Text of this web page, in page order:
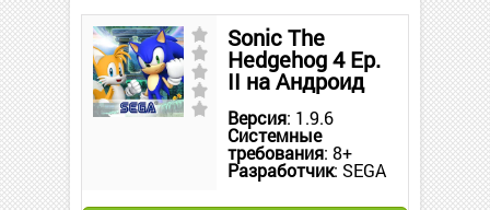
Sonic The
Hedgehog 4 Ep.
II на Андроид
Версия: 1.9.6
Системные
требования: 8+
Разработчик: SEGA